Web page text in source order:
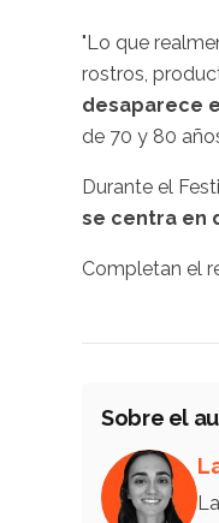
"Lo que
rostros,
desaparece
de 70 y 80
Durante el
se centra en
Completan el
Sobre el